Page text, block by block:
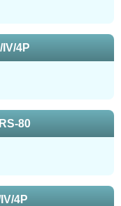
IV/4P
80
4P